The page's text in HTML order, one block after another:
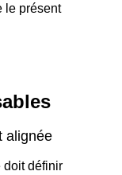
le présent
alignée
doit définir